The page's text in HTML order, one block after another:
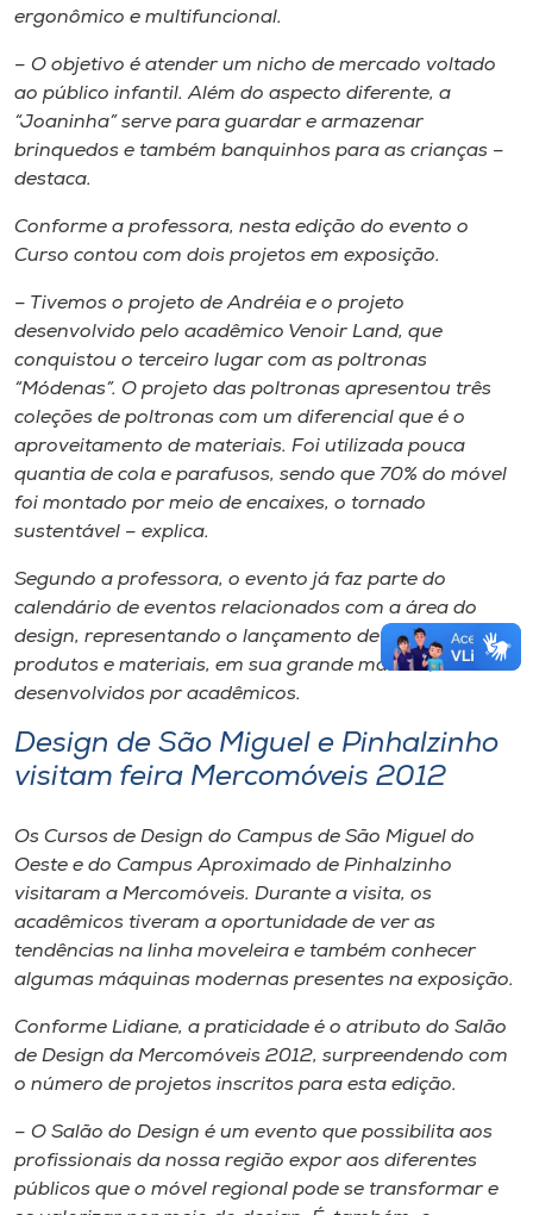
ergonômico e multifuncional.
– O objetivo é atender um nicho de mercado voltado
ao público infantil. Além do aspecto diferente, a
“Joaninha” serve para guardar e armazenar
brinquedos e também banquinhos para as crianças –
destaca.
Conforme a professora, nesta edição do evento o
Curso contou com dois projetos em exposição.
– Tivemos o projeto de Andréia e o projeto
desenvolvido pelo acadêmico Venoir Land, que
conquistou o terceiro lugar com as poltronas
“Módenas”. O projeto das poltronas apresentou três
coleções de poltronas com um diferencial que é o
aproveitamento de materiais. Foi utilizada pouca
quantia de cola e parafusos, sendo que 70% do móvel
foi montado por meio de encaixes, o tornado
sustentável – explica.
Segundo a professora, o evento já faz parte do
calendário de eventos relacionados com a área do
design, representando o lançamento de novos
produtos e materiais, em sua grande maioria,
desenvolvidos por acadêmicos.
Design de São Miguel e Pinhalzinho
visitam feira Mercomóveis 2012
Os Cursos de Design do Campus de São Miguel do
Oeste e do Campus Aproximado de Pinhalzinho
visitaram a Mercomóveis. Durante a visita, os
acadêmicos tiveram a oportunidade de ver as
tendências na linha moveleira e também conhecer
algumas máquinas modernas presentes na exposição.
Conforme Lidiane, a praticidade é o atributo do Salão
de Design da Mercomóveis 2012, surpreendendo com
o número de projetos inscritos para esta edição.
– O Salão do Design é um evento que possibilita aos
profissionais da nossa região expor aos diferentes
públicos que o móvel regional pode se transformar e